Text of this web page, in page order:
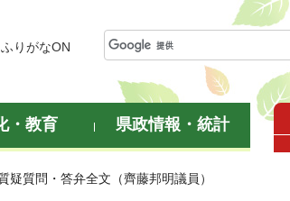
ふりがなON
・教育 県政情報・統計
質問・答弁全文（齊藤邦明議員）